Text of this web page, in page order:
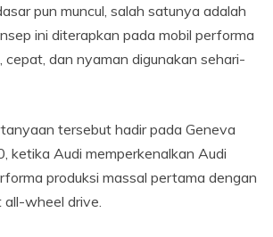
pun muncul, salah satunya adalah
ini diterapkan pada mobil performa
dan nyaman digunakan sehari-
tersebut hadir pada Geneva
ketika Audi memperkenalkan Audi
produksi massal pertama dengan
wheel drive.